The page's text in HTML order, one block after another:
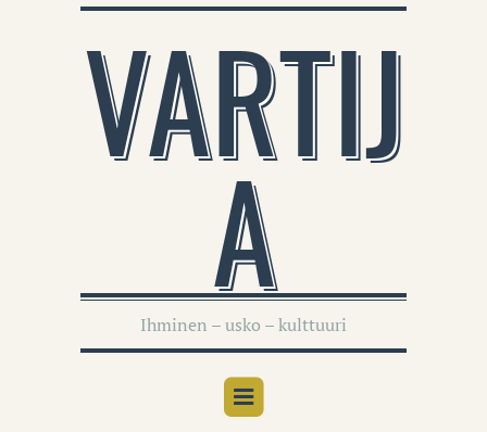
VARTIJ
A
Ihminen – usko – kulttuuri